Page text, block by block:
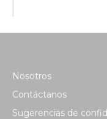
Nosotros
Contáctanos
Sugerencias de